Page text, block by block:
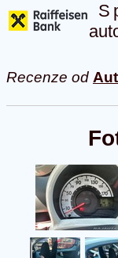
S
Recenze od